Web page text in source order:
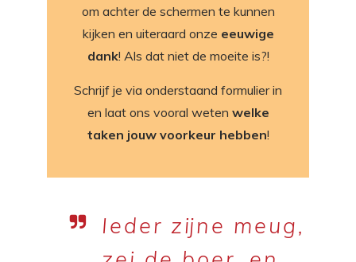
om achter de schermen te kunnen
kijken en uiteraard onze eeuwige
dank! Als dat niet de moeite is?!
Schrijf je via onderstaand formulier in
en laat ons vooral weten welke
taken jouw voorkeur hebben!
Ieder zijne meug,